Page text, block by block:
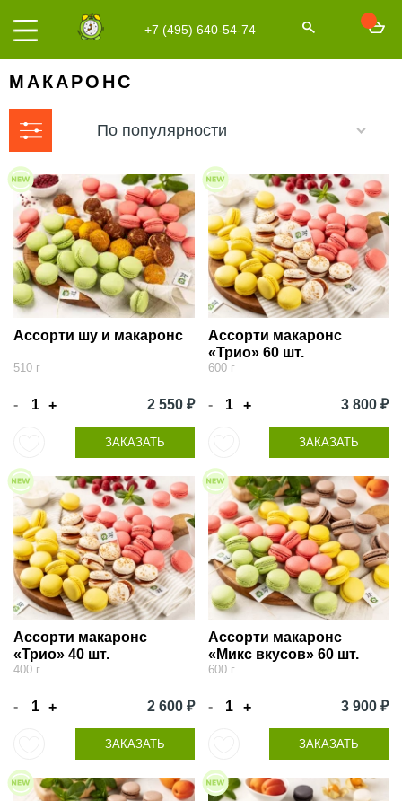
+7 (495) 640-54-74
МАКАРОНС
По популярности
Ассорти шу и макаронс
510 г
- + 2 550 ₽
ЗАКАЗАТЬ
Ассорти макаронс
«Трио» 60 шт.
600 г
- + 3 800 ₽
ЗАКАЗАТЬ
Ассорти макаронс
«Трио» 40 шт.
400 г
- + 2 600 ₽
ЗАКАЗАТЬ
Ассорти макаронс
«Микс вкусов» 60 шт.
600 г
- + 3 900 ₽
ЗАКАЗАТЬ